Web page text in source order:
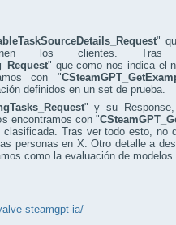
"
los clientes.
" que como nos indica el
con "
definidos en un set de prueba.
" y su
encontramos con "
clasificada. Tras ver todo esto,
personas en X. Otro detalle a
como la evaluación de modelos
steamgpt-ia/